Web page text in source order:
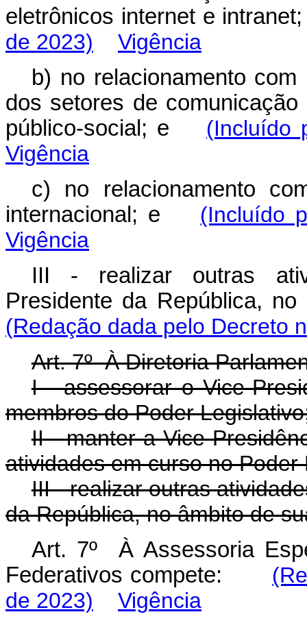
eletrônicos internet e
de 2023)
Vigência
b) no relacionamento
dos setores de
público-social; e (Incluído
Vigência
c) no relacionamento
internacional; e (Incluído
Vigência
III - realizar outras
Presidente da República,
(Redação dada pelo Decreto
Art. 7º À Diretoria
I - assessorar o Vice-
membros do Poder
II - manter a Vice-
atividades em curso no Poder
III - realizar outras
da República, no âmbito de
Art. 7º À Assessoria
Federativos compete:
de 2023)
Vigência